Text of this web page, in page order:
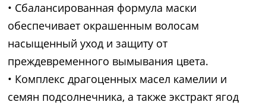
• Сбалансированная формула маски
обеспечивает окрашенным волосам
насыщенный уход и защиту от
преждевременного вымывания цвета.
• Комплекс драгоценных масел камелии и
семян подсолнечника, а также экстракт ягод